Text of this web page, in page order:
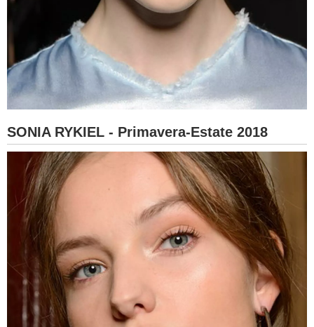
SONIA RYKIEL - Primavera-Estate 2018